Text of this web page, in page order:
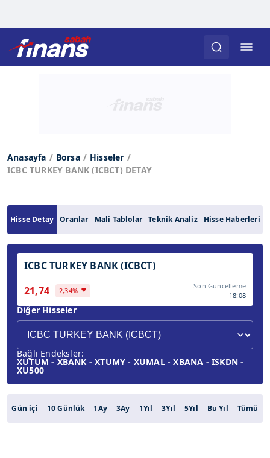
Anasayfa Borsa
Hisseler
ICBC TURKEY BANK (ICBCT) DETAY
Hisse Detay Oranlar Mali Tablolar Teknik Analiz Hisse Haberleri
ICBC TURKEY BANK (ICBCT)
21,74
2,34%
Son Güncelleme
18:08
Diğer Hisseler
Bağlı Endeksler:
XUTUM - XBANK - XTUMY - XUMAL - XBANA - ISKDN -
XU500
Gün içi 10 Günlük 1Ay 3Ay 1Yıl 3Yıl 5Yıl Bu Yıl Tümü